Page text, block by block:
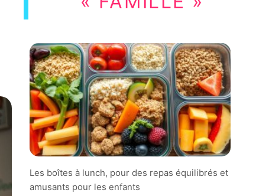
Les boîtes à lunch, pour des repas équilibrés et
amusants pour les enfants